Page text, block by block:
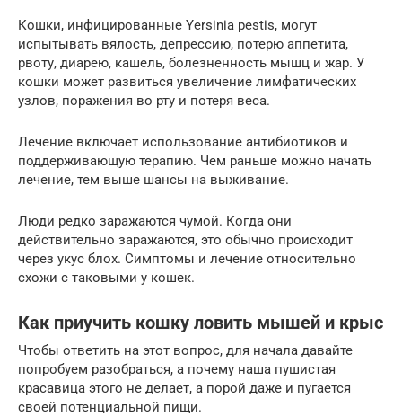
Кошки, инфицированные Yersinia pestis, могут
испытывать вялость, депрессию, потерю аппетита,
рвоту, диарею, кашель, болезненность мышц и жар. У
кошки может развиться увеличение лимфатических
узлов, поражения во рту и потеря веса.
Лечение включает использование антибиотиков и
поддерживающую терапию. Чем раньше можно начать
лечение, тем выше шансы на выживание.
Люди редко заражаются чумой. Когда они
действительно заражаются, это обычно происходит
через укус блох. Симптомы и лечение относительно
схожи с таковыми у кошек.
Как приучить кошку ловить мышей и крыс
Чтобы ответить на этот вопрос, для начала давайте
попробуем разобраться, а почему наша пушистая
красавица этого не делает, а порой даже и пугается
своей потенциальной пищи.